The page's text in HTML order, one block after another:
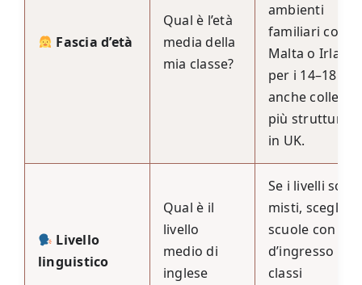
Fascia d’età
Qual è l’età
media della
mia classe?
ambienti
familiari come
Malta o
per i 14–18
anche college
più strutturati
in UK.
Livello
linguistico
Qual è il
livello
medio di
inglese
Se i livelli sono
misti, scegli
scuole con
d’ingresso e
classi